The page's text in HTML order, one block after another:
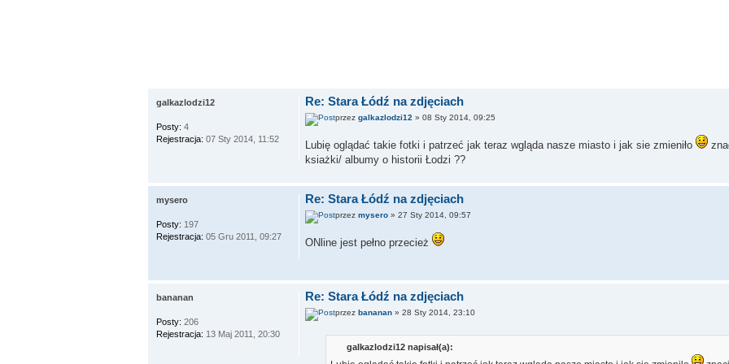
Re: Stara Łódź na zdjęciach
przez galkazlodzi12 » 08 Sty 2014, 09:25
Lubię oglądać takie fotki i patrzeć jak teraz wgląda nasze miasto i jak sie zmieniło
ksiażki/ albumy o historii Łodzi ??
galkazlodzi12
Posty: 4
Rejestracja: 07 Sty 2014, 11:52
Re: Stara Łódź na zdjęciach
przez mysero» 27 Sty 2014, 09:57
ONline jest pełno przecież
mysero
Posty: 197
Rejestracja: 05 Gru 2011, 09:27
Re: Stara Łódź na zdjęciach
przez bananan» 28 Sty 2014, 23:10
galkazlodzi12 napisał(a):
bananan
Posty: 206
Rejestracja: 13 Maj 2011, 20:30